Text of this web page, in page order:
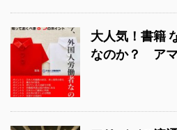
大人気！書籍
なのか？ ア